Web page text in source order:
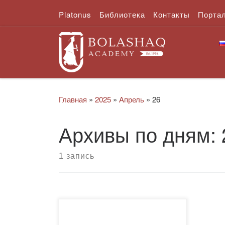
Перейти к содержимому
Platonus Библиотека Контакты
Главная » 2025 » Апрель » 26
Архивы по дням:
1 запись